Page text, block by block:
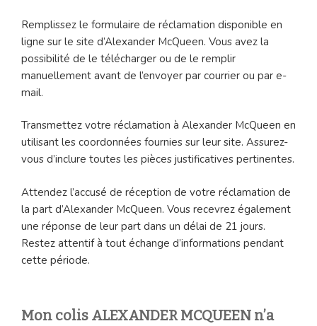
Remplissez le formulaire de réclamation disponible en
ligne sur le site d’Alexander McQueen. Vous avez la
possibilité de le télécharger ou de le remplir
manuellement avant de l’envoyer par courrier ou par e-
mail.
Transmettez votre réclamation à Alexander McQueen en
utilisant les coordonnées fournies sur leur site. Assurez-
vous d’inclure toutes les pièces justificatives pertinentes.
Attendez l’accusé de réception de votre réclamation de
la part d’Alexander McQueen. Vous recevrez également
une réponse de leur part dans un délai de 21 jours.
Restez attentif à tout échange d’informations pendant
cette période.
Mon colis ALEXANDER MCQUEEN n’a